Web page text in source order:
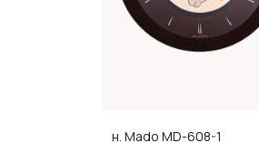
н. Mado MD-608-1